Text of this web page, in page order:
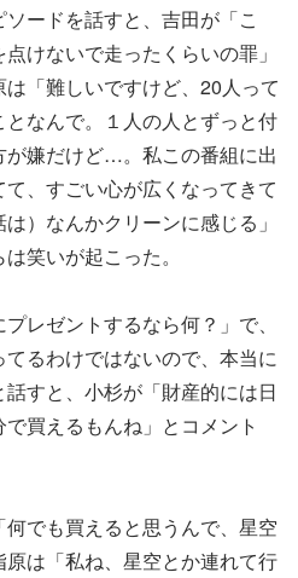
ードを話すと、吉田が「こ
けないで走ったくらいの罪」
「難しいですけど、20人って
なんで。１人の人とずっと付
が嫌だけど…。私この番組に出
、すごい心が広くなってきて
）なんかクリーンに感じる」
笑いが起こった。
レゼントするなら何？」で、
るわけではないので、本当に
すと、小杉が「財産的には日
買えるもんね」とコメント
でも買えると思うんで、星空
は「私ね、星空とか連れて行